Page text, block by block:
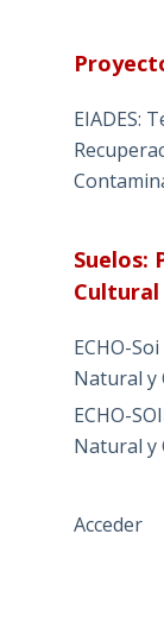
EIADES:
Suelos:
Cultural
ECHO-
Natural y
ECHO-
Natural y
Acceder